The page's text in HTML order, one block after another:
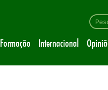
Formação Internacional